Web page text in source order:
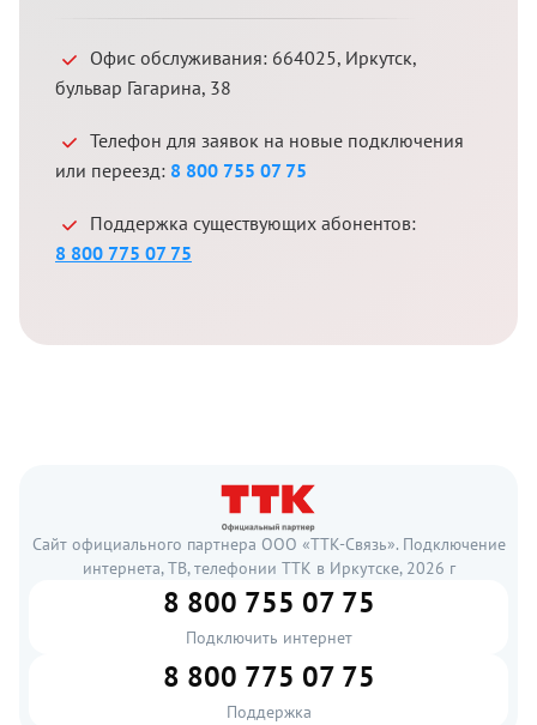
Офис обслуживания: 664025, Иркутск,
бульвар Гагарина, 38
Телефон для заявок на новые подключения
или переезд: 8 800 755 07 75
Поддержка существующих абонентов:
8 800 775 07 75
Сайт официального партнера ООО «ТТК-Связь». Подключение
интернета, ТВ, телефонии ТТК в Иркутске, 2026 г
8 800 755 07 75
Подключить интернет
8 800 775 07 75
Поддержка